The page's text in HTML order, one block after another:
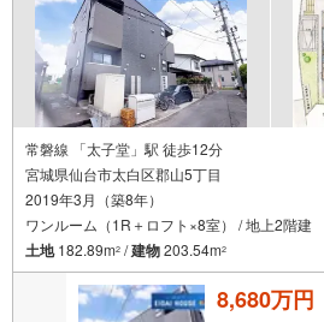
常磐線 「太子堂」駅 徒歩12分
宮城県仙台市太白区郡山5丁目
2019年3月（築8年）
ワンルーム（1R＋ロフト×8室） / 地上2階建
土地182.89m2 /建物203.54m2
8,680万円